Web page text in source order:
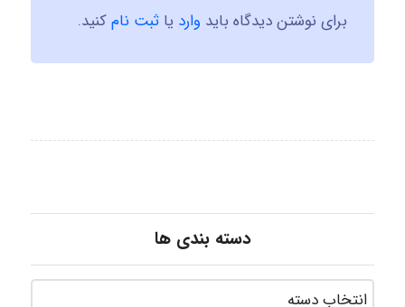
برای نوشتن دیدگاه باید وارد یا ثبت نامکنید.
دسته بندی ها